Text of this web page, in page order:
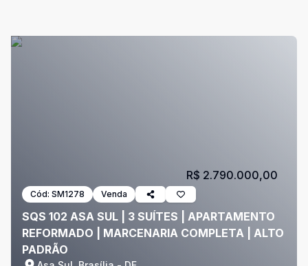
Cód: SM1278 Venda
SQS 102 ASA SUL | 3 SUÍTES | APARTAMENTO
REFORMADO | MARCENARIA COMPLETA | ALTO
PADRÃO
R$ 2.790.000,00